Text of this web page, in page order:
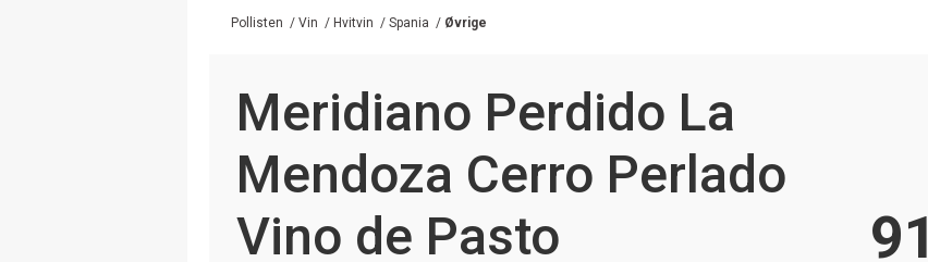
Pollisten / Vin / Hvitvin / Spania / Øvrige
Meridiano Perdido La
Mendoza Cerro Perlado
Vino de Pasto
91